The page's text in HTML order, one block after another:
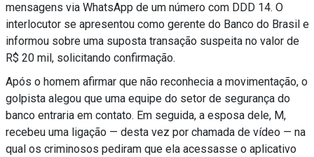
mensagens via WhatsApp de um número com DDD 14. O
interlocutor se apresentou como gerente do Banco do Brasil e
informou sobre uma suposta transação suspeita no valor de
R$ 20 mil, solicitando confirmação.
Após o homem afirmar que não reconhecia a movimentação, o
golpista alegou que uma equipe do setor de segurança do
banco entraria em contato. Em seguida, a esposa dele, M,
recebeu uma ligação — desta vez por chamada de vídeo — na
qual os criminosos pediram que ela acessasse o aplicativo